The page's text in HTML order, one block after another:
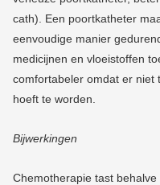
cath). Een poortkatheter
eenvoudige manier
medicijnen en vloeistoffen
comfortabeler omdat er niet
hoeft te worden.
Bijwerkingen
Chemotherapie tast